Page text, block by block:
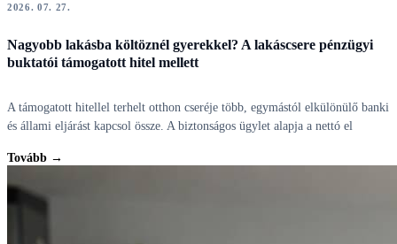
2026. 07. 27.
Nagyobb lakásba költöznél gyerekkel? A lakáscsere pénzügyi
buktatói támogatott hitel mellett
A támogatott hitellel terhelt otthon cseréje több, egymástól elkülönülő banki
és állami eljárást kapcsol össze. A biztonságos ügylet alapja a nettó el
Tovább →